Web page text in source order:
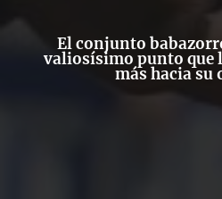
El conjunto
valiosísimo punto que
más hacia su